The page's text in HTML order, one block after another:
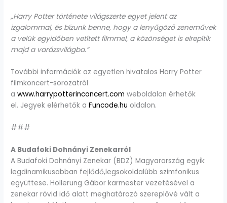
„Harry Potter története világszerte egyet jelent az
izgalommal, és bízunk benne, hogy a lenyűgöző zeneművek
a velük egyidőben vetített filmmel, a közönséget is elrepítik
majd a varázsvilágba.”
További információk az egyetlen hivatalos Harry Potter
filmkoncert-sorozatról
awww.harrypotterinconcert.com weboldalon érhetők
el. Jegyek elérhetők aFuncode.hu oldalon.
###
A Budafoki Dohnányi Zenekarról
A Budafoki Dohnányi Zenekar (BDZ) Magyarország egyik
legdinamikusabban fejlődő,legsokoldalúbb szimfonikus
együttese. Hollerung Gábor karmester vezetésével a
zenekar rövid idő alatt meghatározó szereplővé vált a